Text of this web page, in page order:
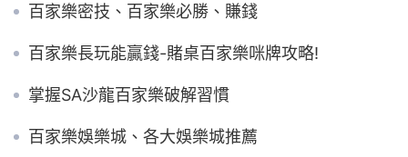
百家樂密技、百家樂必勝、賺錢
百家樂長玩能贏錢-賭桌百家樂咪牌攻略!
掌握SA沙龍百家樂破解習慣
百家樂娛樂城、各大娛樂城推薦